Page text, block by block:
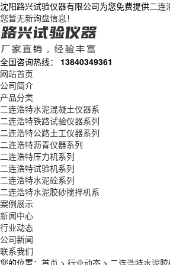
沈阳路兴试验仪器有限公司为您免费提供二连
您暂无新询盘信息！
全国咨询热线：
13840349361
网站首页
公司简介
产品分类
二连浩特水泥混凝土仪器系
二连浩特铁路试验仪器系列
二连浩特公路土工仪器系列
二连浩特沥青仪器系列
二连浩特压力机系列
二连浩特试验机系列
二连浩特水泥砼系列
二连浩特水泥胶砂搅拌机系
案例展示
新闻中心
行业动态
公司新闻
联系我们
您的位置： 首页 > 行业动态 > 二连浩特水泥